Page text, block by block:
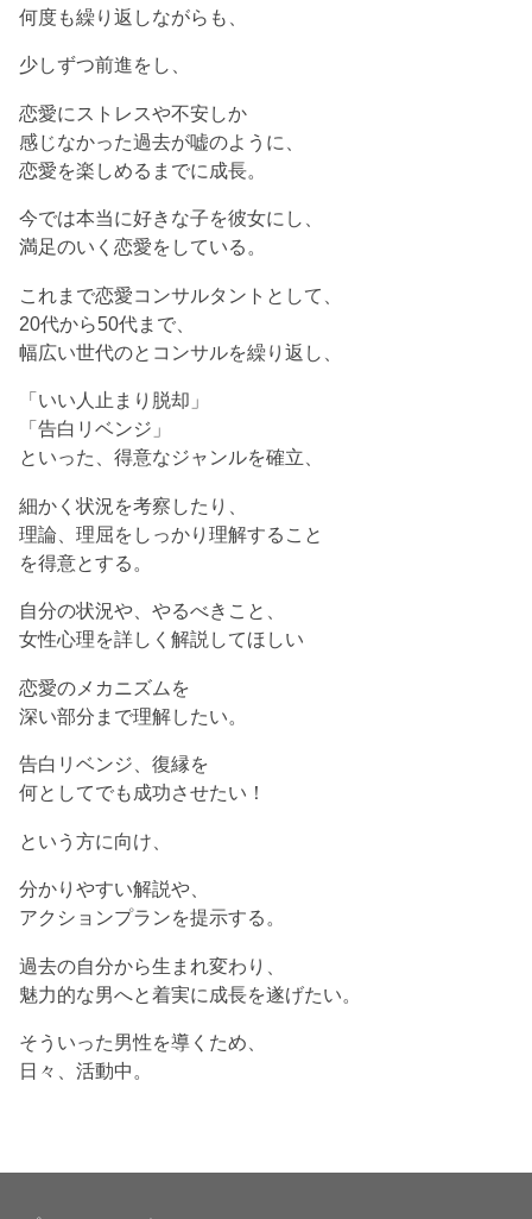
何度も繰り返しながらも、
少しずつ前進をし、
恋愛にストレスや不安しか
感じなかった過去が嘘のように、
恋愛を楽しめるまでに成長。
今では本当に好きな子を彼女にし、
満足のいく恋愛をしている。
これまで恋愛コンサルタントとして、
20代から50代まで、
幅広い世代のとコンサルを繰り返し、
「いい人止まり脱却」
「告白リベンジ」
といった、得意なジャンルを確立、
細かく状況を考察したり、
理論、理屈をしっかり理解すること
を得意とする。
自分の状況や、やるべきこと、
女性心理を詳しく解説してほしい
恋愛のメカニズムを
深い部分まで理解したい。
告白リベンジ、復縁を
何としてでも成功させたい！
という方に向け、
分かりやすい解説や、
アクションプランを提示する。
過去の自分から生まれ変わり、
魅力的な男へと着実に成長を遂げたい。
そういった男性を導くため、
日々、活動中。